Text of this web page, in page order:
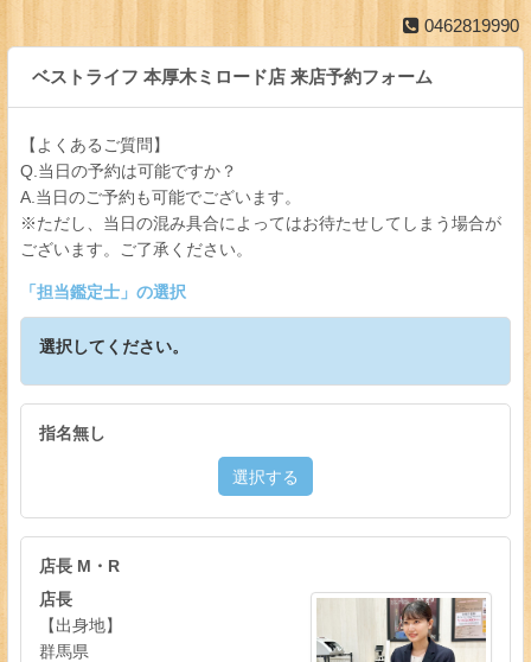
0462819990
ベストライフ 本厚木ミロード店 来店予約フォーム
【よくあるご質問】
Q.当日の予約は可能ですか？
A.当日のご予約も可能でございます。
※ただし、当日の混み具合によってはお待たせしてしまう場合が
ございます。ご了承ください。
「 担当鑑定士 」の選択
選択してください。
指名無し
選択する
店長 M・R
店長
【出身地】
群馬県